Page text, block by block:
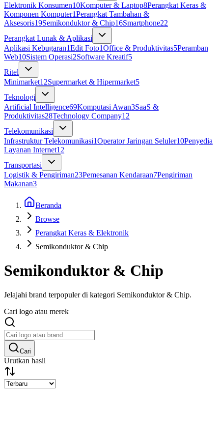
Elektronik Konsumen10Komputer & Laptop8Perangkat Keras &
Komponen Komputer1Perangkat Tambahan &
Aksesoris19Semikonduktor & Chip16Smartphone22
Perangkat Lunak & Aplikasi
Aplikasi Kebugaran1Edit Foto1Office & Produktivitas5Peramban
Web10Sistem Operasi2Software Kreatif5
Ritel
Minimarket12Supermarket & Hipermarket5
Teknologi
Artificial Intelligence69Komputasi Awan3SaaS &
Produktivitas28Technology Company12
Telekomunikasi
Infrastruktur Telekomunikasi1Operator Jaringan Seluler10Penyedia
Layanan Internet12
Transportasi
Logistik & Pengiriman23Pemesanan Kendaraan7Pengiriman
Makanan3
Beranda
Browse
Perangkat Keras & Elektronik
Semikonduktor & Chip
Semikonduktor & Chip
Jelajahi brand terpopuler di kategori Semikonduktor & Chip.
Cari logo atau merek
Cari
Urutkan hasil